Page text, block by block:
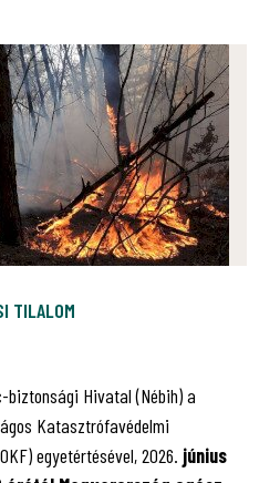
TILALOM
biztonsági Hivatal (Nébih) a
Katasztrófavédelmi
egyetértésével, 2026. június